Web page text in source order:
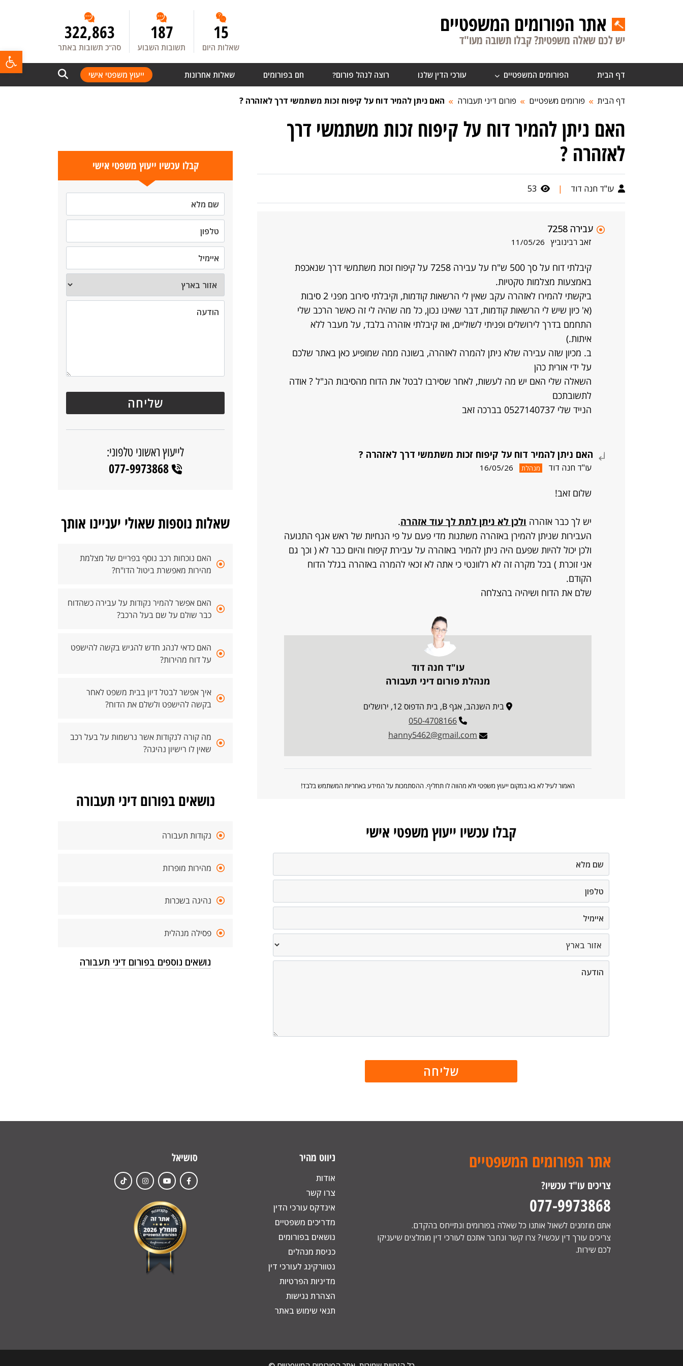
אתר הפורומים המשפטיים
יש לכם שאלה משפטית? קבלו תשובה מעו"ד 15
שאלות היום
187
תשובות השבוע
322,863
סה”כ תשובות באתר
דף הבית הפורומים המשפטיים עורכי הדין שלנו רוצה לנהל פורום? חם בפורומים שאלות אחרונות ייעוץ משפטי אישי
דף הבית פורומים משפטיים פורום דיני תעבורה האם ניתן להמיר דוח על קיפוח זכות משתמשי דרך לאזהרה ?
האם ניתן להמיר דוח על קיפוח זכות משתמשי דרך
לאזהרה ?
עו"ד חנה דוד |
53
עבירה 7258
זאב רבינוביץ 11/05/26
קיבלתי דוח על סך 500 ש"ח על עבירה 7258 על קיפוח זכות משתמשי דרך שנאכפת
באמצעות מצלמות טקטיות.
ביקשתי להמירו לאזהרה עקב שאין לי הרשאות קודמות, וקיבלתי סירוב מפני 2 סיבות
(א' כיון שיש לי הרשאות קודמות, דבר שאינו נכון, כל מה שהיה לי זה כאשר הרכב שלי
התחמם בדרך לירושלים ופניתי לשוליים, ואז קיבלתי אזהרה בלבד, על מעבר ללא
איתות.)
ב. מכיון שזה עבירה שלא ניתן להמרה לאזהרה, בשונה ממה שמופיע כאן באתר שלכם
על ידי אורית כהן
השאלה שלי האם יש מה לעשות, לאחר שסירבו לבטל את הדוח מהסיבות הנ"ל ? אודה
לתשובתכם
הנייד שלי 0527140737 בברכה זאב
האם ניתן להמיר דוח על קיפוח זכות משתמשי דרך לאזהרה ?
עו"ד חנה דוד מנהלת 16/05/26
שלום זאב!
יש לך כבר אזהרה ולכן לא ניתן לתת לך עוד אזהרה.
העבירות שניתן להמירן באזהרה משתנות מדי פעם על פי הנחיות של ראש אגף התנועה
ולכן יכול להיות שפעם היה ניתן להמיר באזהרה על עבירת קיפוח והיום כבר לא ( וכך גם
אני זוכרת ) בכל מקרה זה לא רלוונטי כי אתה לא זכאי להמרה באזהרה בגלל הדוח
הקודם.
שלם את הדוח ושיהיה בהצלחה
עו"ד חנה דוד
מנהלת פורום דיני תעבורה
בית השנהב, אגף B, בית הדפוס 12, ירושלים
050-4708166
hanny5462@gmail.com
האמור לעיל לא בא במקום ייעוץ משפטי ולא מהווה לו תחליף. ההסתמכות על המידע באחריות המשתמש בלבד!
קבלו עכשיו ייעוץ משפטי אישי
קבלו עכשיו ייעוץ משפטי אישי
לייעוץ ראשוני טלפוני:
077-9973868
שאלות נוספות שאולי יעניינו אותך
האם נוכחות רכב נוסף בפריים של מצלמת
מהירות מאפשרת ביטול הדו"ח?
האם אפשר להמיר נקודות על עבירה כשהדוח
כבר שולם על שם בעל הרכב?
האם כדאי לנהג חדש להגיש בקשה להישפט
על דוח מהירות?
איך אפשר לבטל דיון בבית משפט לאחר
בקשה להישפט ולשלם את הדוח?
מה קורה לנקודות אשר נרשמות על בעל רכב
שאין לו רישיון נהיגה?
נושאים בפורום דיני תעבורה
נקודות תעבורה
מהירות מופרזת
נהיגה בשכרות
פסילה מנהלית
נושאים נוספים בפורום דיני תעבורה
אתר הפורומים המשפטיים
צריכים עו"ד עכשיו?
077-9973868
אתם מוזמנים לשאול אותנו כל שאלה בפורומים ונתייחס בהקדם.
צריכים עורך דין עכשיו? צרו קשר ונחבר אתכם לעורכי דין מומלצים שיעניקו
לכם שירות.
ניווט מהיר
אודות
צרו קשר
אינדקס עורכי הדין
מדריכים משפטיים
נושאים בפורומים
כניסת מנהלים
נטוורקינג לעורכי דין
מדיניות הפרטיות
הצהרת נגישות
תנאי שימוש באתר
סושיאל